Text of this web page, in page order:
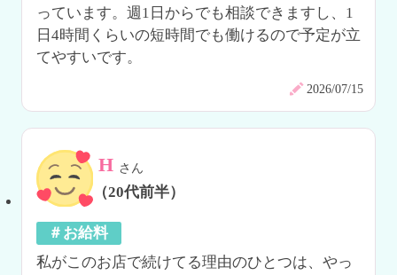
っています。週1日からでも相談できますし、1
日4時間くらいの短時間でも働けるので予定が立
てやすいです。
2026/07/15
H さん
（20代前半）
＃お給料
私がこのお店で続けてる理由のひとつは、やっ